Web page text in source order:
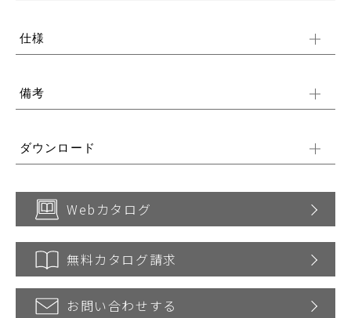
仕様
備考
ダウンロード
Webカタログ
無料カタログ請求
お問い合わせする